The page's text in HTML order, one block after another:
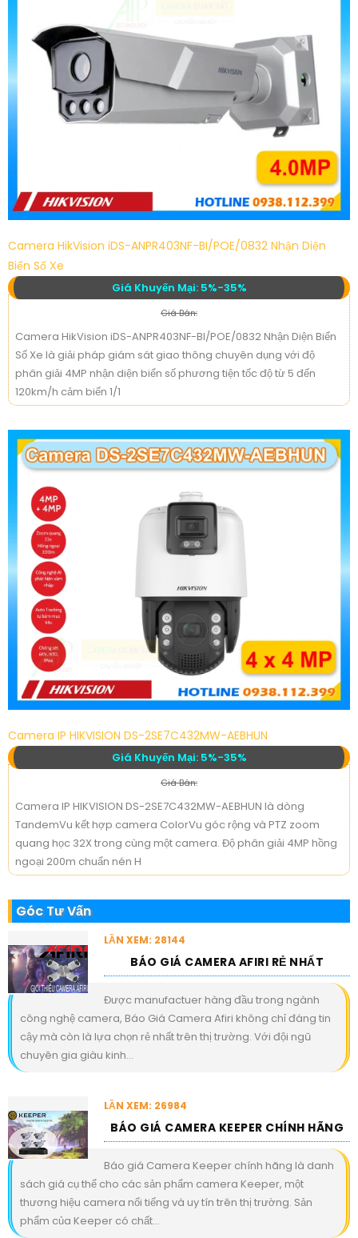
Camera HikVision iDS-ANPR403NF-BI/POE/0832 Nhận Diện
Biển Số Xe
Giá Khuyến Mại: 5%-35%
Giá Bán:
Camera HikVision iDS-ANPR403NF-BI/POE/0832 Nhận Diện Biển
Số Xe là giải pháp giám sát giao thông chuyên dụng với độ
phân giải 4MP nhận diện biển số phương tiện tốc độ từ 5 đến
120km/h cảm biến 1/1
Camera IP HIKVISION DS-2SE7C432MW-AEBHUN
Giá Khuyến Mại: 5%-35%
Giá Bán:
Camera IP HIKVISION DS-2SE7C432MW-AEBHUN là dòng
TandemVu kết hợp camera ColorVu góc rộng và PTZ zoom
quang học 32X trong cùng một camera. Độ phân giải 4MP hồng
ngoại 200m chuẩn nén H
Góc Tư Vấn
LẦN XEM: 28144
BÁO GIÁ CAMERA AFIRI RẺ NHẤT
Được manufactuer hàng đầu trong ngành
công nghệ camera, Báo Giá Camera Afiri không chỉ đáng tin
cậy mà còn là lựa chọn rẻ nhất trên thị trường. Với đội ngũ
chuyên gia giàu kinh...
LẦN XEM: 26984
BÁO GIÁ CAMERA KEEPER CHÍNH HÃNG
Báo giá Camera Keeper chính hãng là danh
sách giá cụ thể cho các sản phẩm camera Keeper, một
thương hiệu camera nổi tiếng và uy tín trên thị trường. Sản
phẩm của Keeper có chất...